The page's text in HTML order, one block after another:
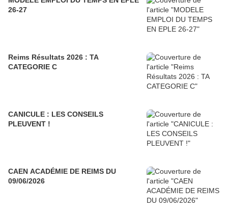
26-27
Reims Résultats 2026 : TA
CATEGORIE C
CANICULE : LES CONSEILS
PLEUVENT !
CAEN ACADÉMIE DE REIMS DU
09/06/2026